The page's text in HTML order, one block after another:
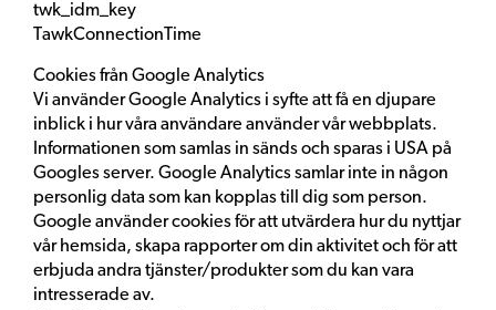
twk_idm_key
TawkConnectionTime
Cookies från Google Analytics
Vi använder Google Analytics i syfte att få en djupare
inblick i hur våra användare använder vår webbplats.
Informationen som samlas in sänds och sparas i USA på
Googles server. Google Analytics samlar inte in någon
personlig data som kan kopplas till dig som person.
Google använder cookies för att utvärdera hur du nyttjar
vår hemsida, skapa rapporter om din aktivitet och för att
erbjuda andra tjänster/produkter som du kan vara
intresserade av.